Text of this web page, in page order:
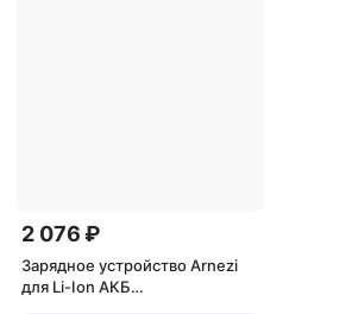
2 076 ₽
Зарядное устройство Arnezi
для Li-Ion АКБ